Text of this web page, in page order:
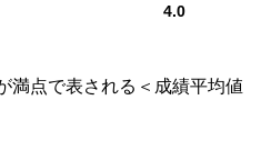
4.0
満点で表される＜成績平均値